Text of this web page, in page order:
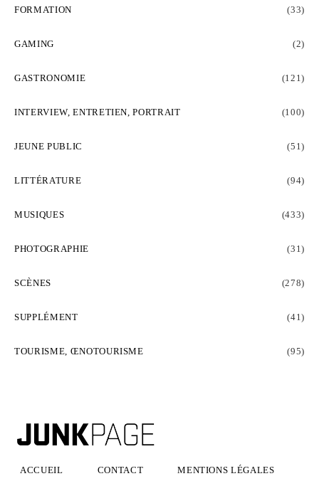
FORMATION (33)
GAMING (2)
GASTRONOMIE (121)
INTERVIEW, ENTRETIEN, PORTRAIT (100)
JEUNE PUBLIC (51)
LITTÉRATURE (94)
MUSIQUES (433)
PHOTOGRAPHIE (31)
SCÈNES (278)
SUPPLÉMENT (41)
TOURISME, ŒNOTOURISME (95)
ACCUEIL CONTACT MENTIONS LÉGALES